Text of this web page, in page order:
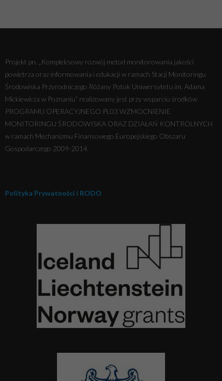
Projekt pn. „Kompleksowy rozwój metod monitorowania jakości
powietrza oraz informowania i edukacji w ramach Stacji Monitoringu
Środowiska Przyrodniczego Różany Potok Uniwersytetu im. Adama
Mickiewicza w Poznaniu” realizowany jest przy wsparciu środków
PROGRAMU OPERACYJNEGO PL03 WZMOCNIENIE
MONITORINGU ŚRODOWISKA ORAZ DZIAŁAŃ KONTROLNYCH
w ramach Mechanizmu Finansowego Europejskiego Obszaru
Gospodarczego 2009-2014.
Polityka Prywatności i RODO